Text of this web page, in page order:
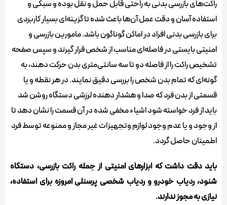
راکت‌های بازرسی بدنی به راحتی قابل حمل و نقل بوده و سبکی و
استفاده آسان و دقت عمل آن‌ها باعث شده تا گزینه‌ای بسیار کاربردی
برای بازرسی بدنی افراد در اماکن گوناگون باشد. مامورین بازرسی و
امنیتی بایستی در فاصله‌ای مناسب از شخص قرار گیرند و سپس صفحه
تشخیص راکت را از فاصله دو تا سه سانتی‌متری بدن حرکت دهند، به
گونه‌ای که تمام بدن شخص را بررسی دقیق نمایند. در هر نقطه و یا
قسمتی از بدن فرد که صدا و هشدار دهنده لرزشی دستگاه روشن شد
باید از فرد خواسته شود اشیاء مخفی شده در آن قسمت را نشان دهد تا
از وجود و یا عدم وجود لوازم وتجهیزات غیر مجاز و ممنوعه توسط فرد
اطمینان حاصل گردد.
باید دقت داشت که ابزار‌های امنیتی از جمله راکت بازرسی، دستگاه
شنود، ردیاب خودرو و ردیاب شخصی پرسنلی امروزه برای استفاده،
نیازی به مجوز ندارند.